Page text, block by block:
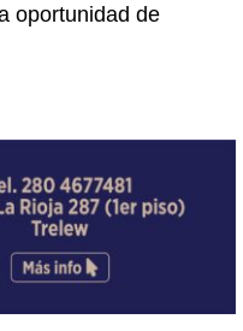
oportunidad de